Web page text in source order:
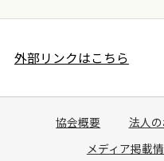
外部リンクはこちら
協会概要 法人
メディア掲載